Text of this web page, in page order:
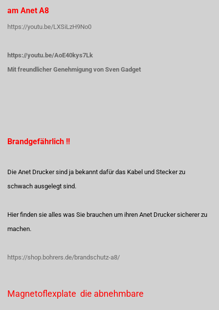
am Anet A8
https://youtu.be/LXSiLzH9No0
https://youtu.be/AoE40kys7Lk
Mit freundlicher Genehmigung von Sven Gadget
Brandgefährlich !!
Die Anet Drucker sind ja bekannt dafür das Kabel und Stecker zu
schwach ausgelegt sind.
Hier finden sie alles was Sie brauchen um ihren Anet Drucker sicherer zu
machen.
https://shop.bohrers.de/brandschutz-a8/
Magnetoflexplate die abnehmbare